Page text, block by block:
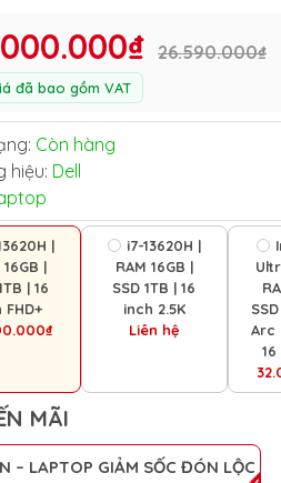
26.590.000₫
đã bao gồm VAT
Còn hàng
hiệu: Dell
|
16GB |
| 16
FHD+
i7-13620H |
RAM 16GB |
SSD 1TB | 16
inch 2.5K
Liên hệ
Arc
MÃI
– LAPTOP GIẢM SỐC ĐÓN LỘC